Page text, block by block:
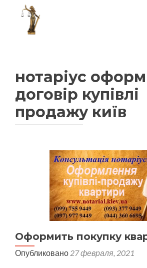
нотаріус
договір купівлі
продажу київ
Оформить покупку
Опубликовано 27 февраля, 2021